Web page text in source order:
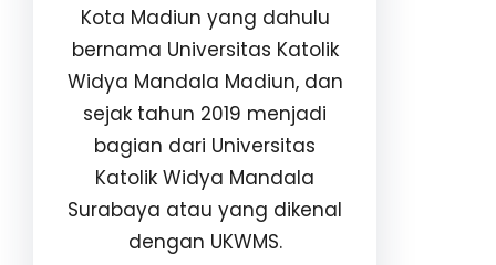
Kota Madiun yang dahulu
bernama Universitas Katolik
Widya Mandala Madiun, dan
sejak tahun 2019 menjadi
bagian dari Universitas
Katolik Widya Mandala
Surabaya atau yang dikenal
dengan UKWMS.